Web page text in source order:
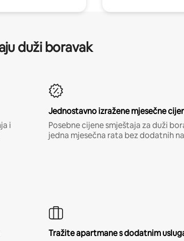
duži boravak
i
Jednostavno izražene mjesečne
Posebne cijene smještaja za duži
jedna mjesečna rata bez dodatnih
Tražite apartmane s dodatnim